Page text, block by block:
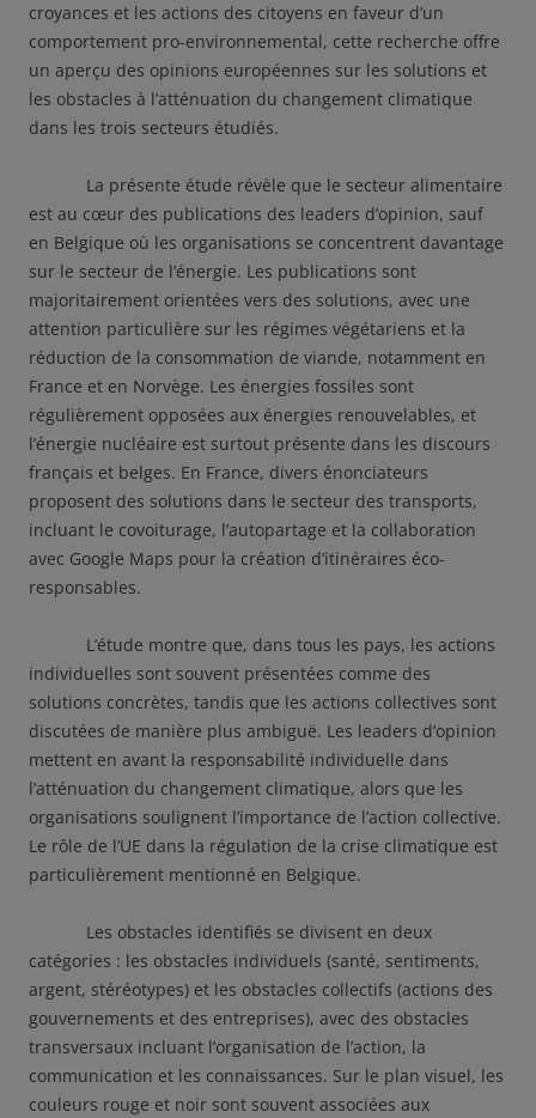
croyances et les actions des citoyens en faveur d’un
comportement pro-environnemental, cette recherche offre
un aperçu des opinions européennes sur les solutions et
les obstacles à l’atténuation du changement climatique
dans les trois secteurs étudiés.
La présente étude révèle que le secteur alimentaire
est au cœur des publications des leaders d’opinion, sauf
en Belgique où les organisations se concentrent davantage
sur le secteur de l’énergie. Les publications sont
majoritairement orientées vers des solutions, avec une
attention particulière sur les régimes végétariens et la
réduction de la consommation de viande, notamment en
France et en Norvège. Les énergies fossiles sont
régulièrement opposées aux énergies renouvelables, et
l’énergie nucléaire est surtout présente dans les discours
français et belges. En France, divers énonciateurs
proposent des solutions dans le secteur des transports,
incluant le covoiturage, l’autopartage et la collaboration
avec Google Maps pour la création d’itinéraires éco-
responsables.
L’étude montre que, dans tous les pays, les actions
individuelles sont souvent présentées comme des
solutions concrètes, tandis que les actions collectives sont
discutées de manière plus ambiguë. Les leaders d’opinion
mettent en avant la responsabilité individuelle dans
l’atténuation du changement climatique, alors que les
organisations soulignent l’importance de l’action collective.
Le rôle de l’UE dans la régulation de la crise climatique est
particulièrement mentionné en Belgique.
Les obstacles identifiés se divisent en deux
catégories : les obstacles individuels (santé, sentiments,
argent, stéréotypes) et les obstacles collectifs (actions des
gouvernements et des entreprises), avec des obstacles
transversaux incluant l’organisation de l’action, la
communication et les connaissances. Sur le plan visuel, les
couleurs rouge et noir sont souvent associées aux